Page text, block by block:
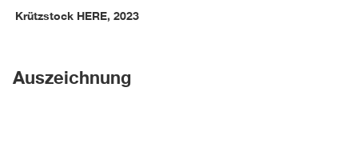
Krützstock HERE, 2023
Auszeichnung